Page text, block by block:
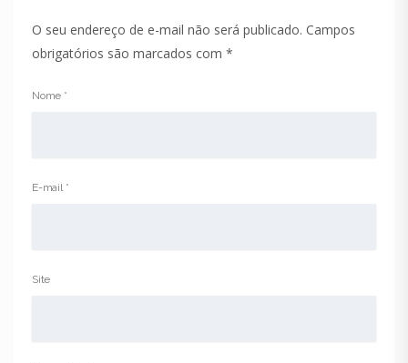
O seu endereço de e-mail não será publicado. Campos
obrigatórios são marcados com *
Nome *
E-mail *
Site